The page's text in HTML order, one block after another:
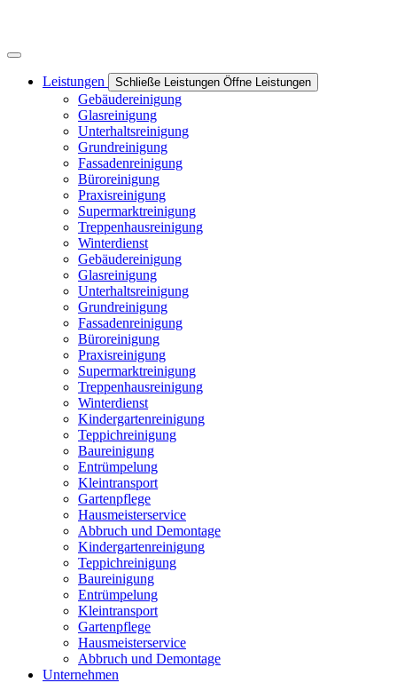
Leistungen Schließe Leistungen Öffne Leistungen
Gebäudereinigung
Glasreinigung
Unterhaltsreinigung
Grundreinigung
Fassadenreinigung
Büroreinigung
Praxisreinigung
Supermarktreinigung
Treppenhausreinigung
Winterdienst
Gebäudereinigung
Glasreinigung
Unterhaltsreinigung
Grundreinigung
Fassadenreinigung
Büroreinigung
Praxisreinigung
Supermarktreinigung
Treppenhausreinigung
Winterdienst
Kindergartenreinigung
Teppichreinigung
Baureinigung
Entrümpelung
Kleintransport
Gartenpflege
Hausmeisterservice
Abbruch und Demontage
Kindergartenreinigung
Teppichreinigung
Baureinigung
Entrümpelung
Kleintransport
Gartenpflege
Hausmeisterservice
Abbruch und Demontage
Unternehmen